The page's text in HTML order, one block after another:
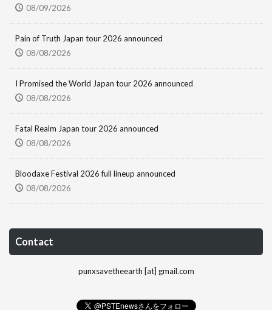
08/09/2026
Pain of Truth Japan tour 2026 announced
08/08/2026
I Promised the World Japan tour 2026 announced
08/08/2026
Fatal Realm Japan tour 2026 announced
08/08/2026
Bloodaxe Festival 2026 full lineup announced
08/08/2026
Contact
punxsavetheearth [at] gmail.com